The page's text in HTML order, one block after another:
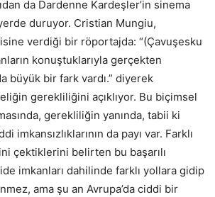
da Dardenne Kardeşler’in sinema
duruyor. Cristian Mungiu,
verdiği bir röportajda: “(Çavuşesku
konuştuklarıyla gerçekten
büyük bir fark vardı.” diyerek
gerekliliğini açıklıyor. Bu biçimsel
gerekliliğin yanında, tabii ki
imkansızlıklarının da payı var. Farklı
çektiklerini belirten bu başarılı
imkanları dahilinde farklı yollara gidip
ama şu an Avrupa’da ciddi bir